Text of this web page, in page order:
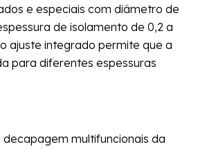
e especiais com diâmetro de
de isolamento de 0,2 a
ajuste integrado permite que a
para diferentes espessuras
multifuncionais da